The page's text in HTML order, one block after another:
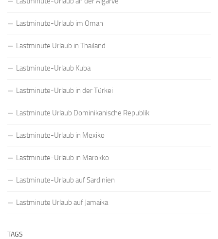
Lastminute-Urlaub im Oman
Lastminute Urlaub in Thailand
Lastminute-Urlaub Kuba
Lastminute-Urlaub in der Türkei
Lastminute Urlaub Dominikanische Republik
Lastminute-Urlaub in Mexiko
Lastminute-Urlaub in Marokko
Lastminute-Urlaub auf Sardinien
Lastminute Urlaub auf Jamaika
TAGS